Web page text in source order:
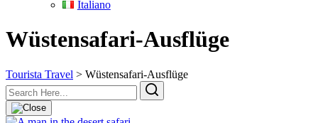
Italiano
Wüstensafari-Ausflüge
Tourista Travel > Wüstensafari-Ausflüge